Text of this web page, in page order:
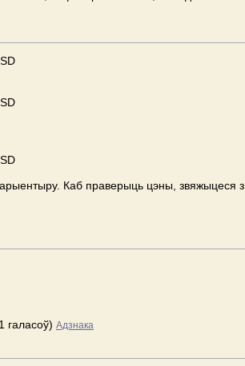
Каб праверыць цэны, звяжыцеся з
галасоў) Адзнака